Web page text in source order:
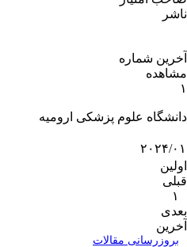
ناشر
آخرین شماره
مشاهده
۱
دانشگاه علوم پزشکی ارومیه
۲۰۲۴/۰۱
اولین
قبلی
۱
بعدی
آخرین
بروزرسانی مقالات